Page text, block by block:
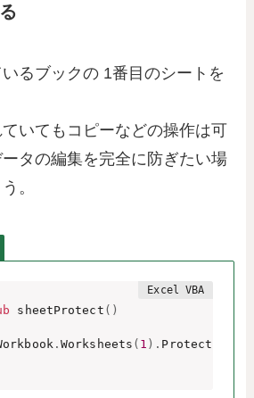
るブックの 1番目のシートを
いてもコピーなどの操作は可
タの編集を完全に防ぎたい場
。
sheetProtect ( )
. Worksheets ( 1 ) .